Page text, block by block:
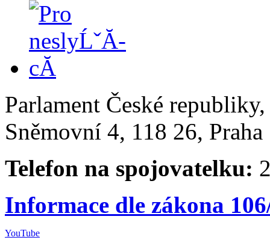
Parlament České
Sněmovní 4, 118 26,
Telefon na spojovatelku:
Informace dle zákona
YouTube